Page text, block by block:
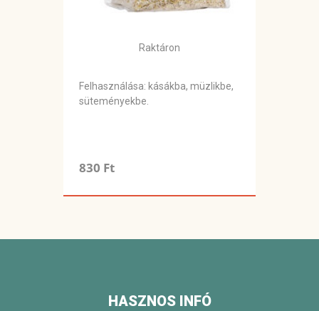
Raktáron
Felhasználása: kásákba, müzlikbe,
süteményekbe.
830 Ft
HASZNOS INFÓ